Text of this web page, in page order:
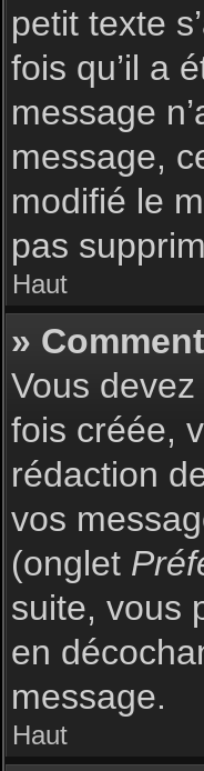
petit texte
fois qu’il a
message
message,
modifié le
pas
Haut
»
Vous
fois créée,
rédaction
vos
(onglet
suite, vous
en
message.
Haut